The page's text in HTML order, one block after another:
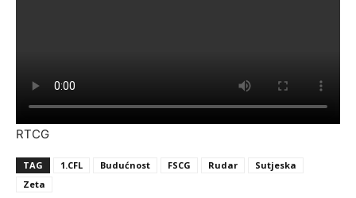
RTCG
TAG 1.CFL Budućnost FSCG Rudar
Sutjeska
Zeta